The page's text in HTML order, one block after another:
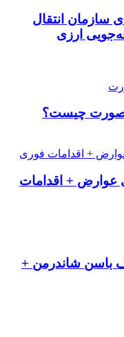
انتقال
ارزی
صورت چیست؟
+ اقدامات
شاندرمن +